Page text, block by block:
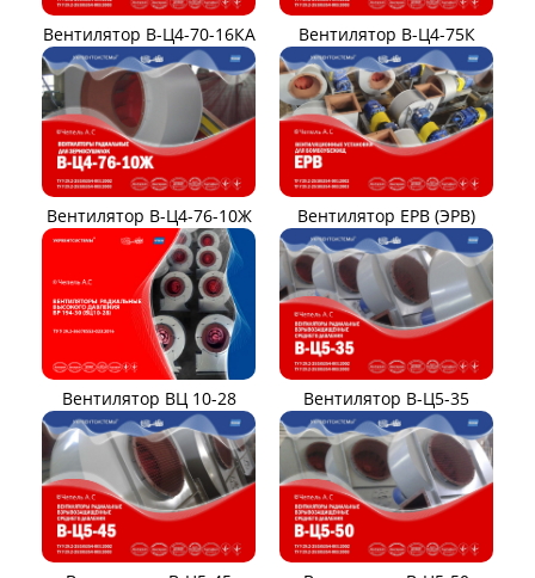
Вентилятор В-Ц4-70-16КА Вентилятор В-Ц4-75К
Вентилятор В-Ц4-76-10Ж Вентилятор ЕРВ (ЭРВ)
Вентилятор ВЦ 10-28 Вентилятор В-Ц5-35